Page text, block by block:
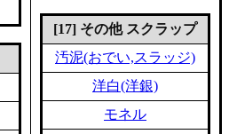
[17] その他 スクラップ
汚泥(おでい,スラッジ)
洋白(洋銀)
モネル